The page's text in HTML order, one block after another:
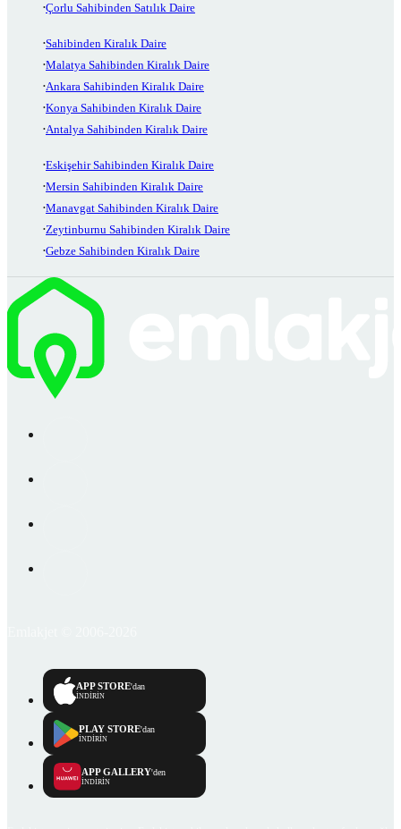
Çorlu Sahibinden Satılık Daire
Sahibinden Kiralık Daire
Malatya Sahibinden Kiralık Daire
Ankara Sahibinden Kiralık Daire
Konya Sahibinden Kiralık Daire
Antalya Sahibinden Kiralık Daire
Eskişehir Sahibinden Kiralık Daire
Mersin Sahibinden Kiralık Daire
Manavgat Sahibinden Kiralık Daire
Zeytinburnu Sahibinden Kiralık Daire
Gebze Sahibinden Kiralık Daire
APP STORE'dan
İNDİRİN
PLAY STORE'dan
İNDİRİN
APP GALLERY'den
İNDİRİN